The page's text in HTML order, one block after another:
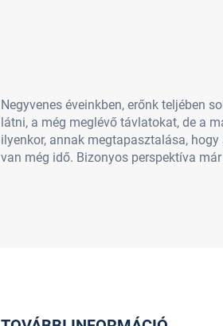
Negyvenes éveinkben, erőnk teljében
látni, a még meglévő távlatokat, de a
ilyenkor, annak megtapasztalása,
van még idő. Bizonyos perspektíva